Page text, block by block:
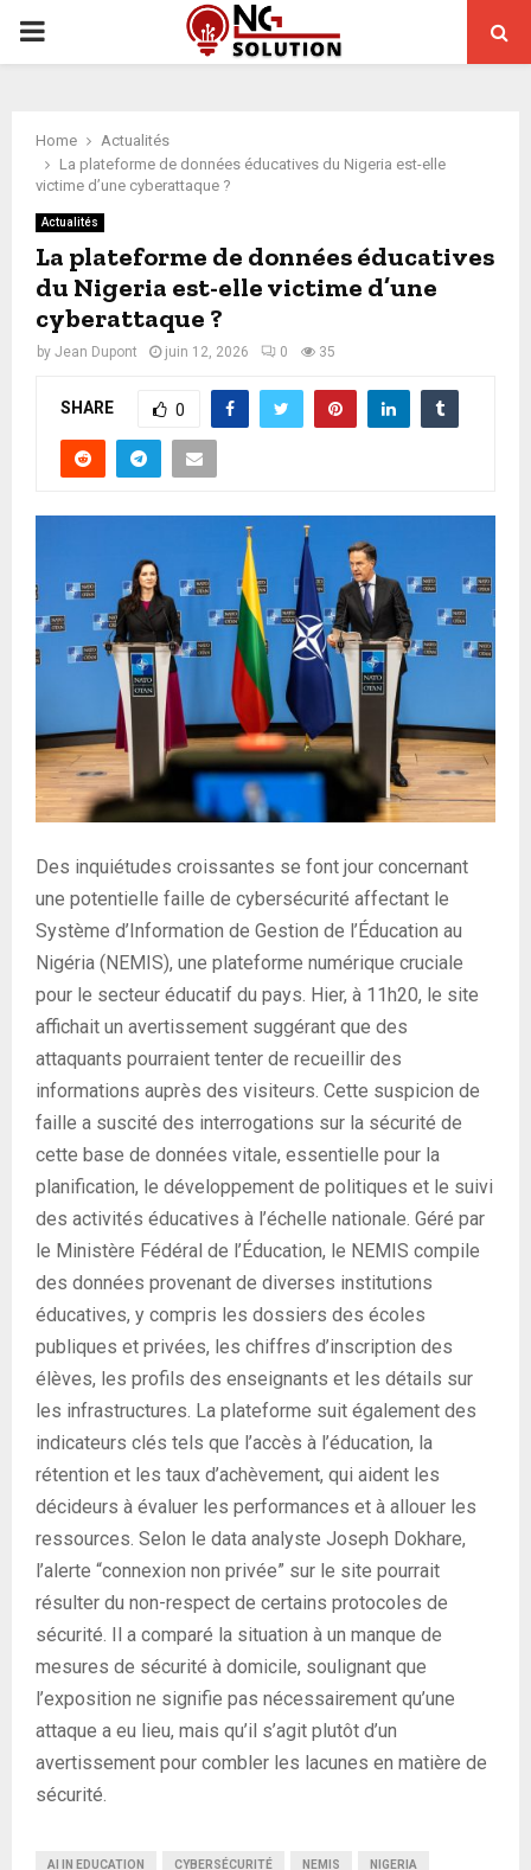
PRIMARY
Home
Actualités
La plateforme de données éducatives du Nigeria est-elle
victime d’une cyberattaque ?
Actualités
La plateforme de données éducatives
du Nigeria est-elle victime d’une
cyberattaque ?
by Jean Dupont juin 12, 2026 0 35
SHARE 0
Des inquiétudes croissantes se font jour concernant
une potentielle faille de cybersécurité affectant le
Système d’Information de Gestion de l’Éducation au
Nigéria (NEMIS), une plateforme numérique cruciale
pour le secteur éducatif du pays. Hier, à 11h20, le site
affichait un avertissement suggérant que des
attaquants pourraient tenter de recueillir des
informations auprès des visiteurs. Cette suspicion de
faille a suscité des interrogations sur la sécurité de
cette base de données vitale, essentielle pour la
planification, le développement de politiques et le suivi
des activités éducatives à l’échelle nationale. Géré par
le Ministère Fédéral de l’Éducation, le NEMIS compile
des données provenant de diverses institutions
éducatives, y compris les dossiers des écoles
publiques et privées, les chiffres d’inscription des
élèves, les profils des enseignants et les détails sur
les infrastructures. La plateforme suit également des
indicateurs clés tels que l’accès à l’éducation, la
rétention et les taux d’achèvement, qui aident les
décideurs à évaluer les performances et à allouer les
ressources. Selon le data analyste Joseph Dokhare,
l’alerte “connexion non privée” sur le site pourrait
résulter du non-respect de certains protocoles de
sécurité. Il a comparé la situation à un manque de
mesures de sécurité à domicile, soulignant que
l’exposition ne signifie pas nécessairement qu’une
attaque a eu lieu, mais qu’il s’agit plutôt d’un
avertissement pour combler les lacunes en matière de
sécurité.
AI IN EDUCATION CYBERSÉCURITÉ NEMIS NIGERIA